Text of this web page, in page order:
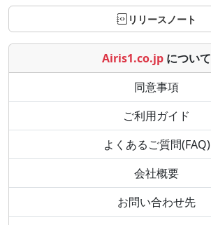
リリースノート
Airis1.co.jp について
同意事項
ご利用ガイド
よくあるご質問(FAQ)
会社概要
お問い合わせ先